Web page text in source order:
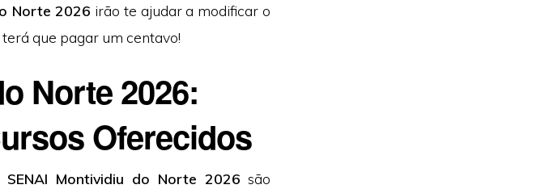
Norte 2026 irão te ajudar a modificar o
que pagar um centavo!
Norte 2026:
Oferecidos
SENAI Montividiu do Norte 2026 são